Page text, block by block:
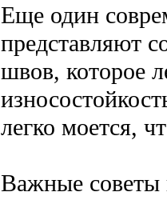
Еще один
представляют
швов, которое
легко моется,
Важные советы